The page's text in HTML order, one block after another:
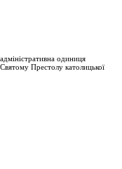
одиниця
Престолу католицької